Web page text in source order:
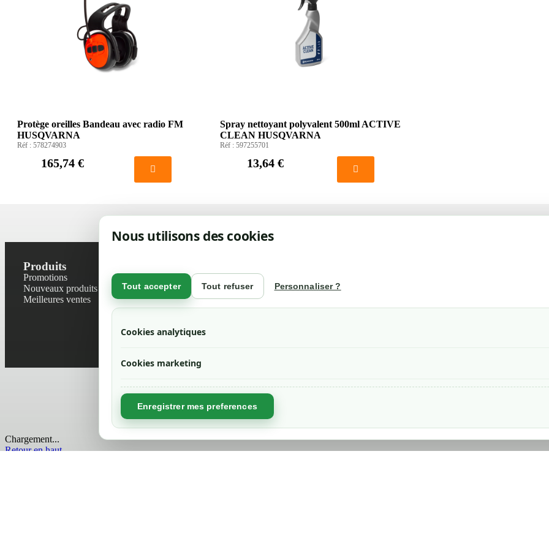
Nous utilisons des cookies
Tout accepter Tout refuser Personnaliser ?
Cookies analytiques
Cookies marketing
Enregistrer mes preferences
Protège oreilles Bandeau avec radio FM
HUSQVARNA
Réf : 578274903
165,74 €
Spray nettoyant polyvalent 500ml ACTIVE
CLEAN HUSQVARNA
Réf : 597255701
13,64 €
Produits
Promotions
Nouveaux produits
Meilleures ventes
Contactez-nous
Plan du site
Magasin
Mentions légales
Chargement...
Retour en haut